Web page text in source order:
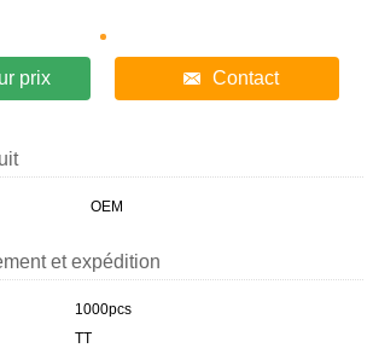
prix Contact
OEM
et expédition
1000pcs
TT